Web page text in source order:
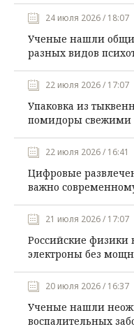
24 июля 2026 / 18:07
Ученые нашли
разных видов
22 июля 2026 / 17:07
Упаковка из
помидоры свежими
22 июля 2026 / 16:41
Цифровые
важно
21 июля 2026 / 17:07
Российские физики
электроны без
20 июля 2026 / 16:37
Ученые нашли
воспалительных